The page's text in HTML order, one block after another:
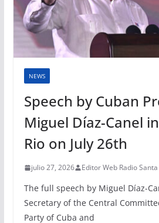
NEWS
Speech by Cuban
Miguel Díaz-Canel
Rio on July 26th
julio 27, 2026 Editor Web Radio
The full speech by Miguel Díaz-
Secretary of the Central
Party of Cuba and